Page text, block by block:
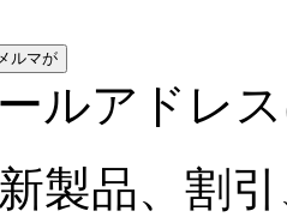
ルアドレ
製品、割